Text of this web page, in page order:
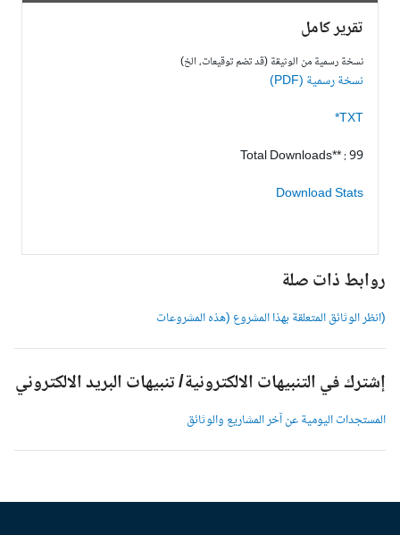
تقرير كامل
نسخة رسمية من الوثيقة (قد تضم توقيعات، الخ)
نسخة رسمية (PDF)
TXT*
Total Downloads** : 99
Download Stats
روابط ذات صلة
(انظر الوثائق المتعلقة بهذا المشروع (هذه المشروعات
إشترك في التنبيهات الالكترونية/ تنبيهات البريد الالكتروني
المستجدات اليومية عن آخر المشاريع والوثائق